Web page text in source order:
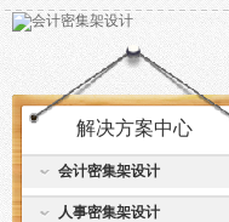
解决方案中心
会计密集架设计
人事密集架设计